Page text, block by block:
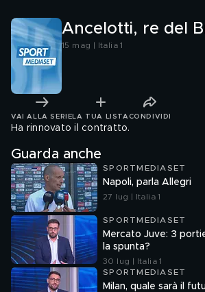
Ancelotti, re del
15 mag | Italia 1
VAI ALLA SERIE LA TUA LISTA CONDIVIDI
Ha rinnovato il contratto.
Guarda anche
SPORTMEDIASET
Napoli, parla Allegri
27 lug | Italia 1
SPORTMEDIASET
Mercato Juve: 3
la spunta?
30 lug | Italia 1
SPORTMEDIASET
Milan, quale sarà il